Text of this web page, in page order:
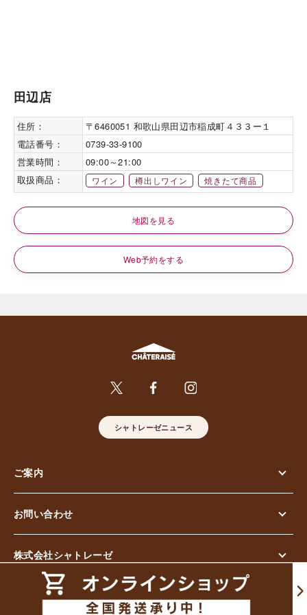
田辺店
住所：
〒6460051 和歌山県田辺市稲成町４３３ー１
電話番号：
0739-33-9100
営業時間：
09:00～21:00
取扱商品：
ワイン 樽出しワイン 焼きたて商品
地図を見る
Web予約をする
シャトレーゼニュース
ご案内
お問い合わせ
株式会社シャトレーゼ
© Chateraise Co.,Ltd. All Rights Reserved.